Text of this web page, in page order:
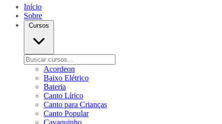
Início
Sobre
Cursos
Acordeon
Baixo Elétrico
Bateria
Canto Lírico
Canto para Crianças
Canto Popular
Cavaquinho